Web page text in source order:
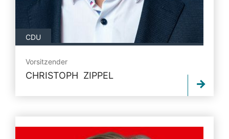
CDU
Vorsitzender
CHRISTOPH ZIPPEL